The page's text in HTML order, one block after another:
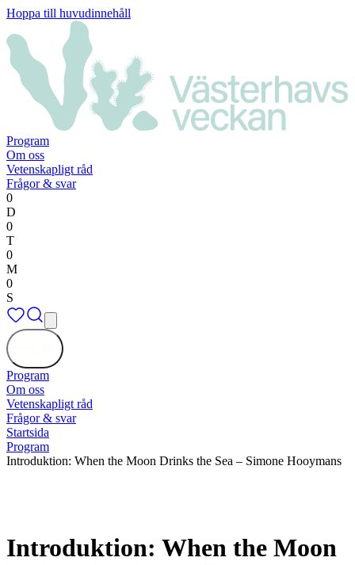
Hoppa till huvudinnehåll
Program
Om oss
Vetenskapligt råd
Frågor & svar
0
D
0
T
0
M
0
S
Program
Om oss
Vetenskapligt råd
Frågor & svar
Startsida
Program
Introduktion: When the Moon Drinks the Sea – Simone Hooymans
Introduktion: When the Moon